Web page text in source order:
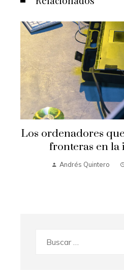
Los ordenadores
fronteras en
Andrés Quintero